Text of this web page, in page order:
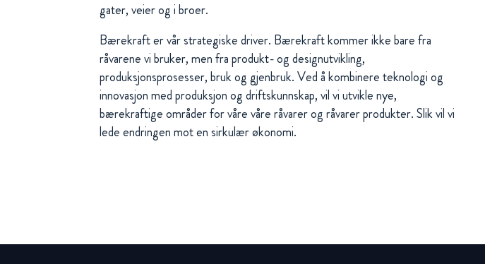
gater, veier og i broer.
Bærekraft er vår strategiske driver. Bærekraft kommer ikke bare fra
råvarene vi bruker, men fra produkt- og designutvikling,
produksjonsprosesser, bruk og gjenbruk. Ved å kombinere teknologi og
innovasjon med produksjon og driftskunnskap, vil vi utvikle nye,
bærekraftige områder for våre våre råvarer og råvarer produkter. Slik vil vi
lede endringen mot en sirkulær økonomi.